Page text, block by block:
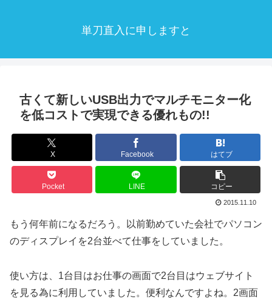
単刀直入に申しますと
古くて新しいUSB出力でマルチモニター化
を低コストで実現できる優れもの!!
X Facebook はてブ
Pocket LINE コピー
2015.11.10
もう何年前になるだろう。以前勤めていた会社でパソコン
のディスプレイを2台並べて仕事をしていました。
使い方は、1台目はお仕事の画面で2台目はウェブサイト
を見る為に利用していました。便利なんですよね。2画面